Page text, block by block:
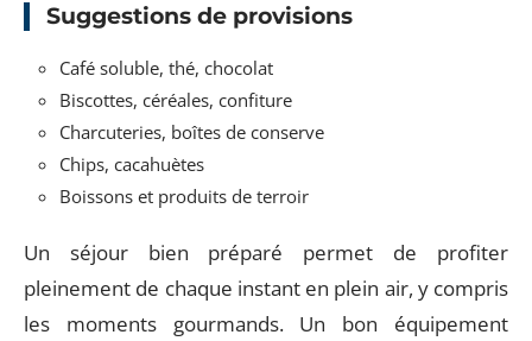
Suggestions de provisions
Café soluble, thé, chocolat
Biscottes, céréales, confiture
Charcuteries, boîtes de conserve
Chips, cacahuètes
Boissons et produits de terroir
Un séjour bien préparé permet de profiter
pleinement de chaque instant en plein air, y compris
les moments gourmands. Un bon équipement